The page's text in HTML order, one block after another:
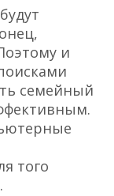
и
семейный
того